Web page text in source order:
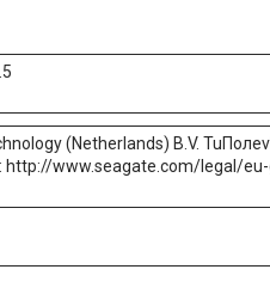
(Netherlands) B.V.
http://www.seagate.com/legal/